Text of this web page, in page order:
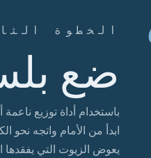
الخطوة الثالثة
ضع
باستخدام أداة توزيع
ابدأ من الأمام واتجه
يعوض الزيوت التي يفقدها